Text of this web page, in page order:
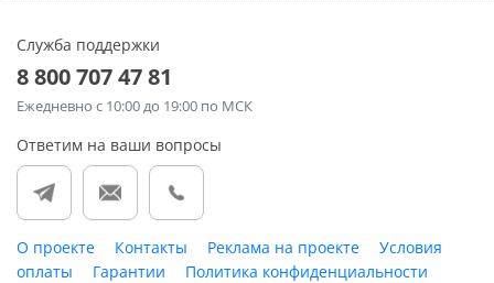
Служба поддержки
8 800 707 47 81
Ежедневно с 10:00 до 19:00 по МСК
Ответим на ваши вопросы
О проекте Контакты Реклама на проекте
Условия
оплаты
Гарантии
Политика конфиденциальности